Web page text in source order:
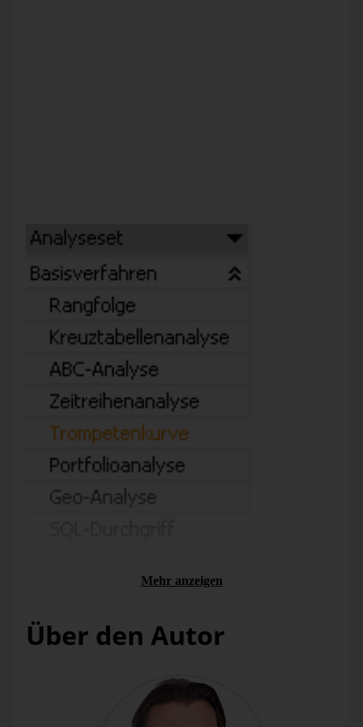
mit der Zeit schmaler wird. Damit berücksichtigt
den Umstand, dass eine Planabweichung zu
Beginn des Geschäftsjahres nicht so schwer wiegt, wenn sie
in der Folge kompensiert werden kann. Gegen Ende des
Mehr anzeigen
Über den Autor